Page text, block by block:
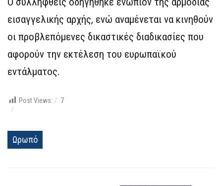
εισαγγελικής αρχής, ενώ αναμένεται να κινηθούν
οι προβλεπόμενες δικαστικές διαδικασίες που
αφορούν την εκτέλεση του ευρωπαϊκού
εντάλματος.
Post Views: 7
Ωρωπό